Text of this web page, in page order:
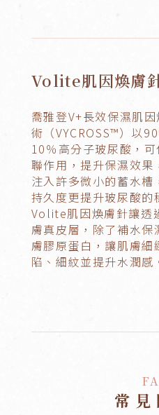
Volite肌因煥膚
喬雅登V+長效保濕肌
術（VYCROSS™）以
10％高分子玻尿酸，
聯作用，提升保濕效果
注入許多微小的蓄水
持久度更提升玻尿酸的
Volite肌因煥膚針讓透
膚真皮層，除了補水
膚膠原蛋白，讓肌膚
陷、細紋並提升水潤感
常見